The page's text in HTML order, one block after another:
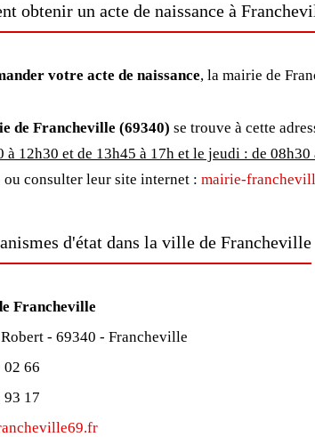
obtenir un acte de naissance à
votre acte de naissance, la mairie de
de Francheville (69340) se trouve à cette
à 12h30 et de 13h45 à 17h et le jeudi : de 08h30
ou consulter leur site internet : mairie-
d'état dans la ville de Francheville
Francheville
- 69340 - Francheville
02 66
93 17